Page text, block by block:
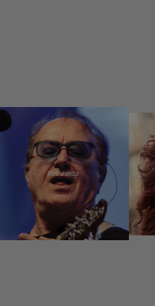
Petr Janda